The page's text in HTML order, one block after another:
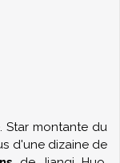
Star montante du
d'une dizaine de